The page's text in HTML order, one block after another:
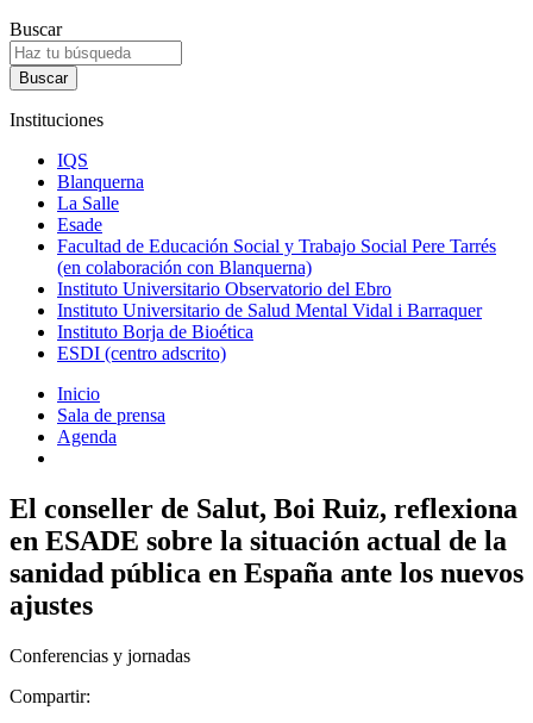
Buscar
Instituciones
IQS
Blanquerna
La Salle
Esade
Facultad de Educación Social y Trabajo Social Pere Tarrés
(en colaboración con Blanquerna)
Instituto Universitario Observatorio del Ebro
Instituto Universitario de Salud Mental Vidal i Barraquer
Instituto Borja de Bioética
ESDI (centro adscrito)
Inicio
Sala de prensa
Agenda
El conseller de Salut, Boi Ruiz, reflexiona
en ESADE sobre la situación actual de la
sanidad pública en España ante los nuevos
ajustes
Conferencias y jornadas
Compartir: